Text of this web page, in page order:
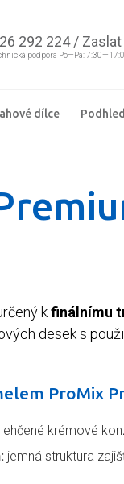
292 224/
podpora Po—Pá:
dílce
kfinálnímu
desek s
ProMix
krémové
jemná struktura